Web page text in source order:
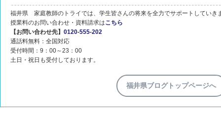
福井県 家庭教師のトライでは、学生皆さんの将来を全力でサポートしていき
授業料のお問い合わせ・資料請求はこちら
【お問い合わせ先】 0120-555-202
通話料無料：全国対応
受付時間：9：00～23：00
土日・祝日も受付しております。
福井県ブログトップページへ